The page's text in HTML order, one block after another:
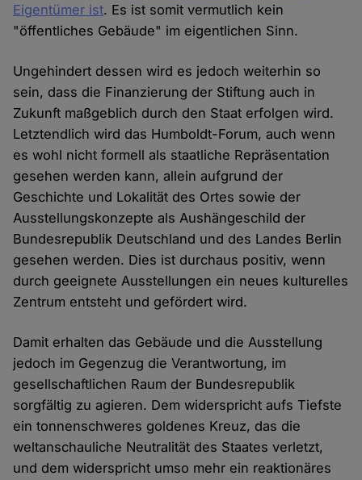
Eigentümer ist. Es ist somit vermutlich kein
"öffentliches Gebäude" im eigentlichen Sinn.
Ungehindert dessen wird es jedoch weiterhin so
sein, dass die Finanzierung der Stiftung auch in
Zukunft maßgeblich durch den Staat erfolgen wird.
Letztendlich wird das Humboldt-Forum, auch wenn
es wohl nicht formell als staatliche Repräsentation
gesehen werden kann, allein aufgrund der
Geschichte und Lokalität des Ortes sowie der
Ausstellungskonzepte als Aushängeschild der
Bundesrepublik Deutschland und des Landes Berlin
gesehen werden. Dies ist durchaus positiv, wenn
durch geeignete Ausstellungen ein neues kulturelles
Zentrum entsteht und gefördert wird.
Damit erhalten das Gebäude und die Ausstellung
jedoch im Gegenzug die Verantwortung, im
gesellschaftlichen Raum der Bundesrepublik
sorgfältig zu agieren. Dem widerspricht aufs Tiefste
ein tonnenschweres goldenes Kreuz, das die
weltanschauliche Neutralität des Staates verletzt,
und dem widerspricht umso mehr ein reaktionäres